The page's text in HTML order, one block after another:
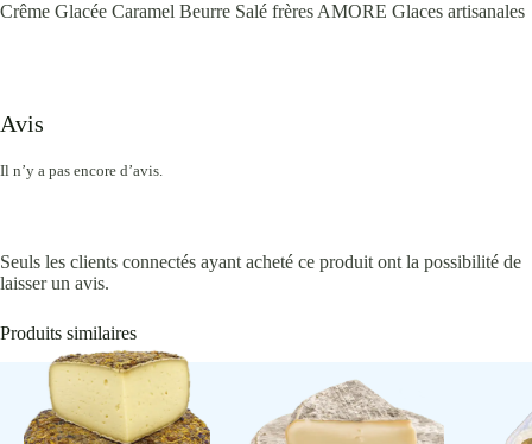
Crême Glacée Caramel Beurre Salé frères AMORE Glaces artisanales
Avis
Il n’y a pas encore d’avis.
Seuls les clients connectés ayant acheté ce produit ont la possibilité de
laisser un avis.
Produits similaires